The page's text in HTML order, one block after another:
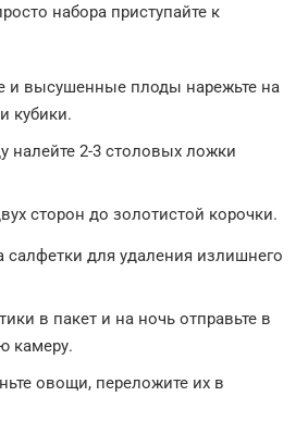
набора приступайте к
и высушенные плоды нарежьте на
кубики.
налейте 2-3 столовых ложки
сторон до золотистой корочки.
салфетки для удаления излишнего
в пакет и на ночь отправьте в
камеру.
овощи, переложите их в